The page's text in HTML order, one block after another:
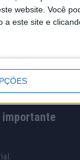
website. Você
a este site e